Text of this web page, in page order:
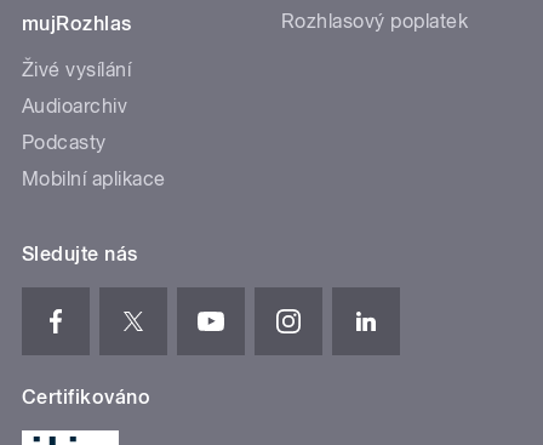
mujRozhlas
Živé vysílání
Audioarchiv
Podcasty
Mobilní aplikace
Rozhlasový poplatek
Sledujte nás
Certifikováno